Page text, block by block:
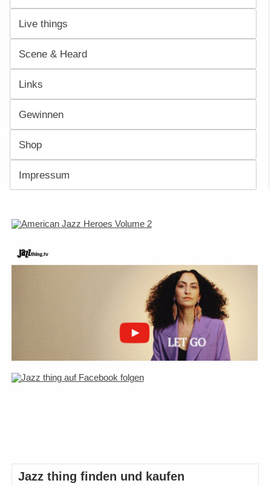
Live things
Scene & Heard
Links
Gewinnen
Shop
Impressum
Jazz thing finden und kaufen